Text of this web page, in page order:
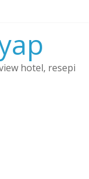
hotel, resepi